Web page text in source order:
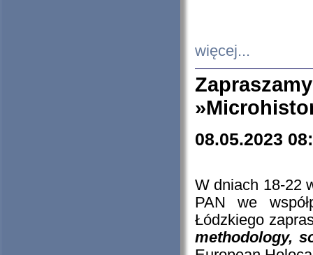
więcej...
08.05.2023
W dniach 18-22
PAN we
Łódzkiego
methodology,